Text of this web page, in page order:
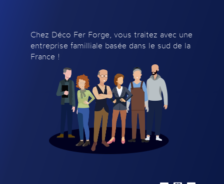
Chez Déco Fer Forge, vous traitez avec une
entreprise familliale basée dans le sud de la
France !